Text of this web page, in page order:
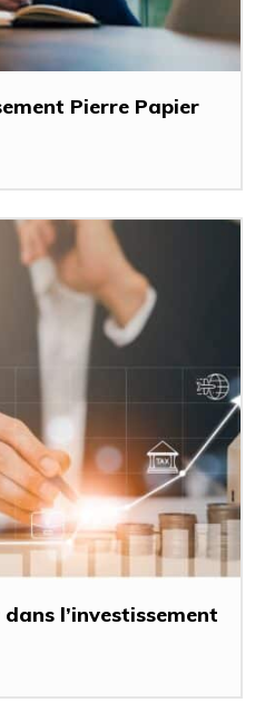
Pierre Papier
l’investissement